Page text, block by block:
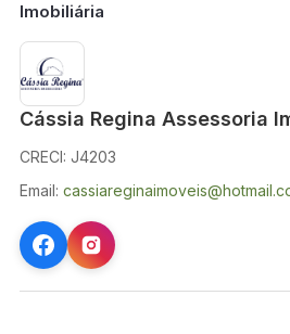
Imobiliária
Cássia Regina Assessoria
CRECI: J4203
Email: